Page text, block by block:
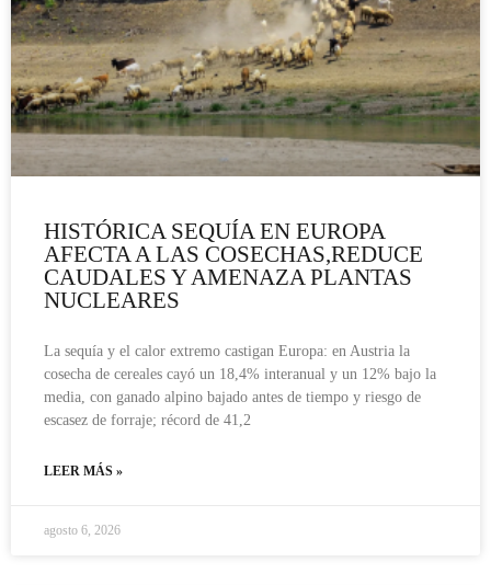
HISTÓRICA SEQUÍA EN EUROPA
AFECTA A LAS COSECHAS,REDUCE
CAUDALES Y AMENAZA PLANTAS
NUCLEARES
La sequía y el calor extremo castigan Europa: en Austria la
cosecha de cereales cayó un 18,4% interanual y un 12% bajo la
media, con ganado alpino bajado antes de tiempo y riesgo de
escasez de forraje; récord de 41,2
LEER MÁS »
agosto 6, 2026